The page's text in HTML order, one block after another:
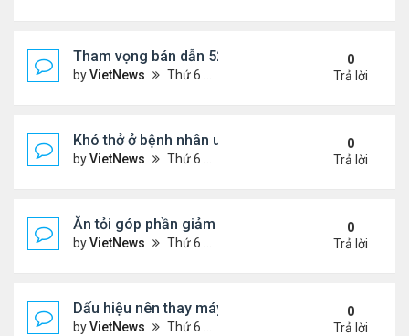
Tham vọng bán dẫn 52 tỷ USD 'khó nhằn' của Mỹ
byVietNews Thứ 6 Tháng 8 19, 2022 5:14 pm
0
Trả lời
Khó thở ở bệnh nhân ung thư phổi
byVietNews Thứ 6 Tháng 8 19, 2022 5:13 pm
0
Trả lời
Ăn tỏi góp phần giảm cholesterol 'xấu'
byVietNews Thứ 6 Tháng 8 19, 2022 5:11 pm
0
Trả lời
Dấu hiệu nên thay máy giặt mới
byVietNews Thứ 6 Tháng 8 19, 2022 5:09 pm
0
Trả lời